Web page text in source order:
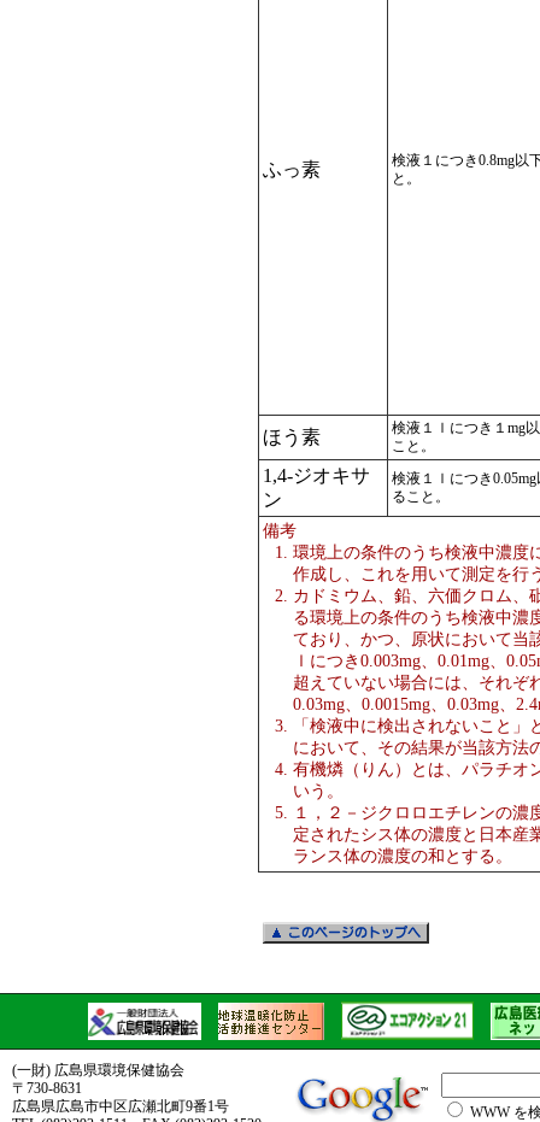
ふっ素
検液１につき0.8mg以
と。
ほう素
検液１ｌにつき１mg
こと。
1,4-ジオキサ
ン
検液１ｌにつき
ること。
備考
環境上の条件のうち検液中濃度
作成し、これを用いて測定を行
カドミウム、鉛、六価クロム、
る環境上の条件のうち検液中濃
ており、かつ、原状において当
ｌにつき0.003mg、0.01mg、
超えていない場合には、それぞ
0.03mg、0.0015mg、0.03mg、
「検液中に検出されないこと
において、その結果が当該方法
有機燐（りん）とは、パラチオ
いう。
１，２－ジクロロエチレンの濃
定されたシス体の濃度と日本産
ランス体の濃度の和とする。
(一財) 広島県環境保健協会
〒730-8631
広島県広島市中区広瀬北町9番1号
WWW を